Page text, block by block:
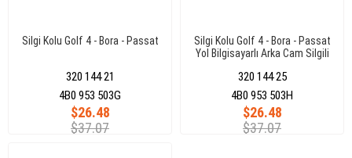
Silgi Kolu Golf 4 - Bora - Passat
320 144 21
$26.48
$37.07
4B0 953 503G
Silgi Kolu Golf 4 - Bora - Passat
Yol Bilgisayarlı Arka Cam Silgili
320 144 25
$26.48
$37.07
4B0 953 503H